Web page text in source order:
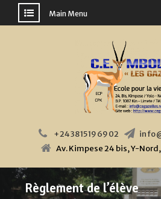
Main Menu
+243815196902
Av. Kimpese 24 bis, Y-
Règlement de l’élève